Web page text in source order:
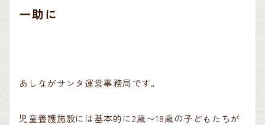
一助に
あしながサンタ運営事務局です。
児童養護施設には基本的に2歳〜18歳の子どもたちが